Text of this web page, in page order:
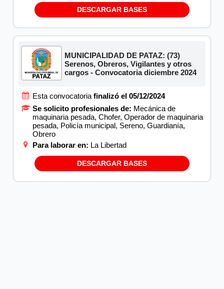
DESCARGAR BASES
MUNICIPALIDAD DE PATAZ: (73)
Serenos, Obreros, Vigilantes y otros
cargos - Convocatoria diciembre 2024
Esta convocatoria finalizó el 05/12/2024
Se solicito profesionales de: Mecánica de
maquinaria pesada, Chofer, Operador de maquinaria
pesada, Policía municipal, Sereno, Guardianía,
Obrero
Para laborar en: La Libertad
DESCARGAR BASES